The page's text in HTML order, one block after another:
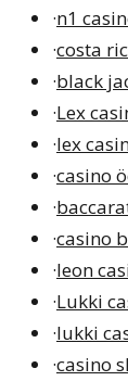
·n1
·costa
·black
·Lex
·lex
·casino
·
·casino
·leon
·Lukki
·lukki
·casino